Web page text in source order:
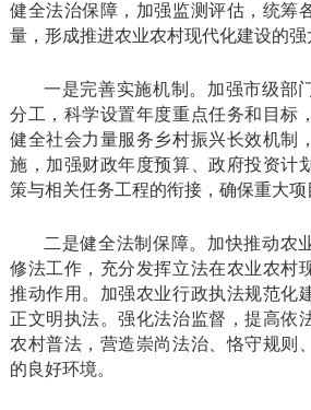
健全法治保障，加强监测评估，统筹
量，形成推进农业农村现代化建设的强
一是完善实施机制。加强市级部
分工，科学设置年度重点任务和目标
健全社会力量服务乡村振兴长效机制
施，加强财政年度预算、政府投资计
策与相关任务工程的衔接，确保重大项
二是健全法制保障。加快推动农
修法工作，充分发挥立法在农业农村
推动作用。加强农业行政执法规范化
正文明执法。强化法治监督，提高依
农村普法，营造崇尚法治、恪守规则
的良好环境。